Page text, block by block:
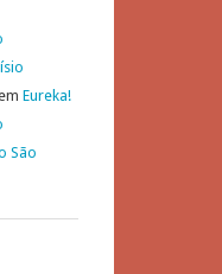
Eureka!
São